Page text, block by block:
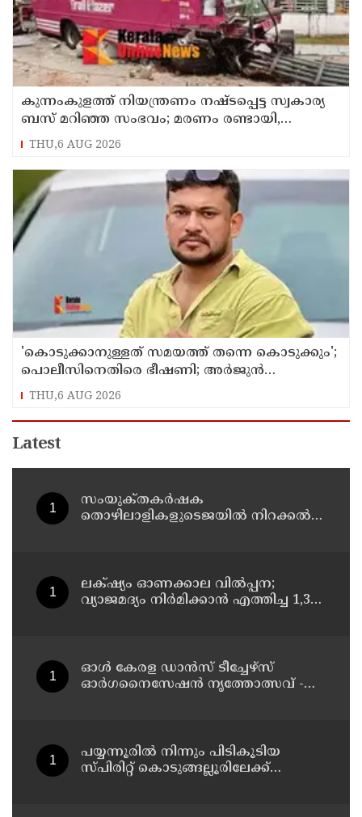
കുന്നംകുളത്ത് നിയന്ത്രണം നഷ്ടപ്പെട്ട സ്വകാര്യ
ബസ് മറിഞ്ഞ സംഭവം; മരണം രണ്ടായി,
എട്ടുപേർക്ക് പരിക്ക്
THU,6 AUG 2026
'കൊടുക്കാനുള്ളത് സമയത്ത് തന്നെ കൊടുക്കും';
പൊലീസിനെതിരെ ഭീഷണി; അർജുൻ
ആയങ്കിക്കെതിരെ കേസെടുത്തു
THU,6 AUG 2026
Latest
സംയുക്‌തകർഷക
തൊഴിലാളികളുടെജയിൽ നിറക്കൽ
ലക്‌ഷ്യം ഓണക്കാല വിൽപ്പന;
വ്യാജമദ്യം നിർമിക്കാൻ എത്തിച്ച 1,350
ഓൾ കേരള ഡാൻസ് ടീച്ചേഴ്സ്
ഓർഗനൈസേഷൻ നൃത്തോത്സവ് -
പയ്യന്നൂരിൽ നിന്നും പിടികൂടിയ
സ്പിരിറ്റ് കൊടുങ്ങല്ലൂരിലേക്ക്